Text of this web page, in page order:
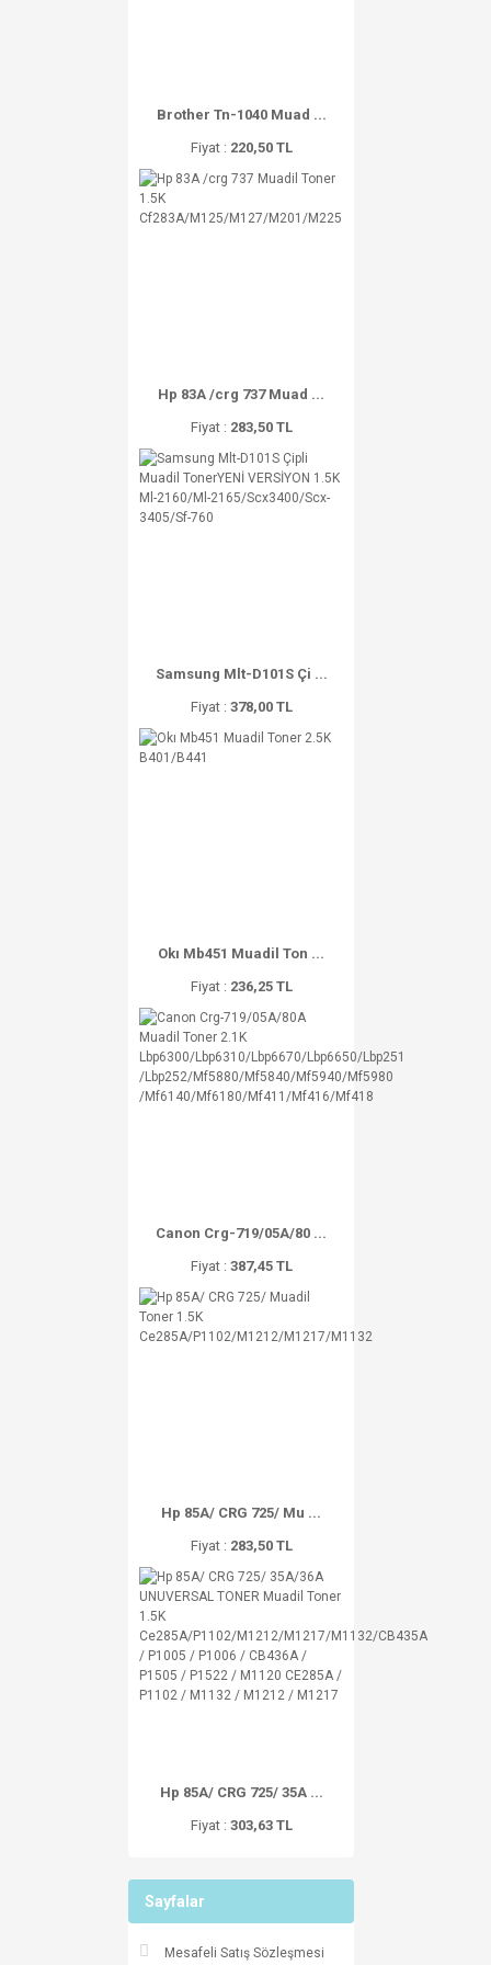
Brother Tn-1040 Muad ...
Fiyat : 220,50 TL
Hp 83A /crg 737 Muad ...
Fiyat : 283,50 TL
Samsung Mlt-D101S Çi ...
Fiyat : 378,00 TL
Okı Mb451 Muadil Ton ...
Fiyat : 236,25 TL
Canon Crg-719/05A/80 ...
Fiyat : 387,45 TL
Hp 85A/ CRG 725/ Mu ...
Fiyat : 283,50 TL
Hp 85A/ CRG 725/ 35A ...
Fiyat : 303,63 TL
Sayfalar
Mesafeli Satış Sözleşmesi